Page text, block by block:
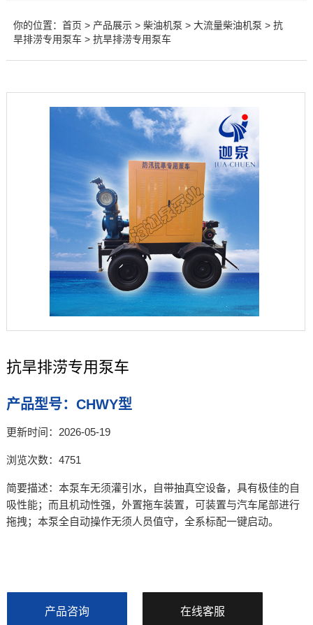
你的位置： 首页 > 产品展示> 柴油机泵 > 大流量柴油机泵 > 抗
旱排涝专用泵车> 抗旱排涝专用泵车
抗旱排涝专用泵车
产品型号：CHWY型
更新时间：2026-05-19
浏览次数：4751
简要描述：本泵车无须灌引水，自带抽真空设备，具有极佳的自
吸性能；而且机动性强，外置拖车装置，可装置与汽车尾部进行
拖拽；本泵全自动操作无须人员值守，全系标配一键启动。
产品咨询 在线客服